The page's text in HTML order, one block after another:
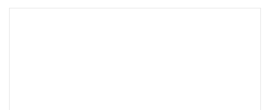
• Special Scoop